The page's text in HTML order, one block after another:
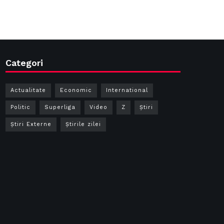
Categori
Actualitate Economic International
Politic Superliga Video Z Ştiri
Știri Externe Știrile zilei